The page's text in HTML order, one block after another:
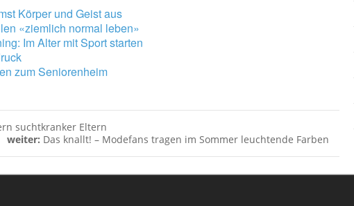
Körper und Geist aus
«ziemlich normal leben»
Im Alter mit Sport starten
zum Seniorenheim
suchtkranker Eltern
weiter: Das knallt! – Modefans tragen im Sommer leuchtende Farben